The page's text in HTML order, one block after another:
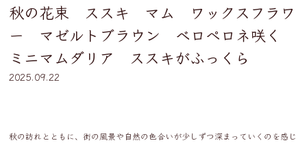
秋の花束 ススキ マム ワックスフラワ
ー マゼルトブラウン ベロペロネ咲く
ミニマムダリア ススキがふっくら
2025.09.22
秋の訪れとともに、街の風景や自然の色合いが少しずつ深まっていくのを感じ